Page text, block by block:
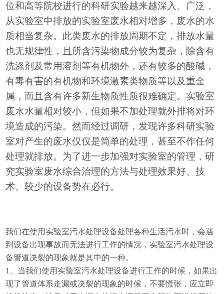
位和高等院校进行的科研实验越来越深入、广泛，
从实验室中排放的实验室废水相对增多，废水的水
质相当复杂。此类废水的排放周期不定，排放水量
也无规律性，且所含污染物成分较为复杂，除含有
洗涤剂及常用溶剂等有机物外，还有较多的酸碱，
有毒有害的有机物和环境激素类物质等以及重金
属，而且含有许多新生物质性质很难确定。实验室
废水水量相对较小，但如果不加处理就外排将对环
境造成的污染。然而经过调研，发现许多科研实验
室对产生的废水仅仅是简单的处理，甚至不作任何
处理就排放。为了进一步加强对实验室的管理，研
究实验室废水综合治理的方法与处理效果好、技
术、较少的设备势在必行。
我们在使用实验室污水处理设备处理各种生活污水时，会遇
到设备出现事故而无法进行工作的情况，实验室污水处理设
备管道决裂的现象就是其中的一种。
1、当我们使用实验室污水处理设备进行工作的时候，如果出
现了管道体系走漏或决裂的现象的时候，不要慌张，应立即